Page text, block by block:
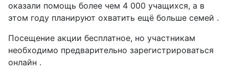
оказали помощь более чем 4 000 учащихся, а в
этом году планируют охватить ещё больше семей .
Посещение акции бесплатное, но участникам
необходимо предварительно зарегистрироваться
онлайн .